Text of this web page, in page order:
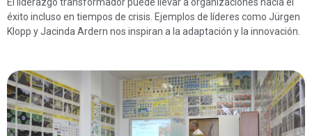
éxito incluso en tiempos de crisis. Ejemplos de líderes como Jürgen
Klopp y Jacinda Ardern nos inspiran a la adaptación y la innovación.